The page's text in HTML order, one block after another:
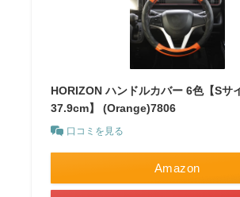
HORIZON ハンドルカバー 6色【Sサ
37.9cm】 (Orange)7806
口コミを見る
Amazon